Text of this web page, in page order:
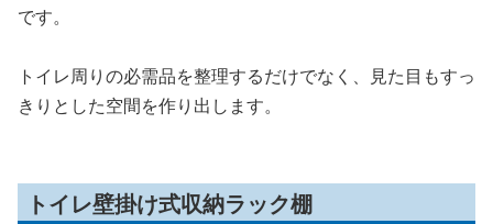
です。
トイレ周りの必需品を整理するだけでなく、見た目もすっ
きりとした空間を作り出します。
トイレ壁掛け式収納ラック棚